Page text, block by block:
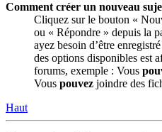
Comment créer un nouveau
Cliquez sur le bouton «
ou « Répondre » depuis la
ayez besoin d’être
des options disponibles est
forums, exemple : Vous
Vous pouvez joindre des
Haut